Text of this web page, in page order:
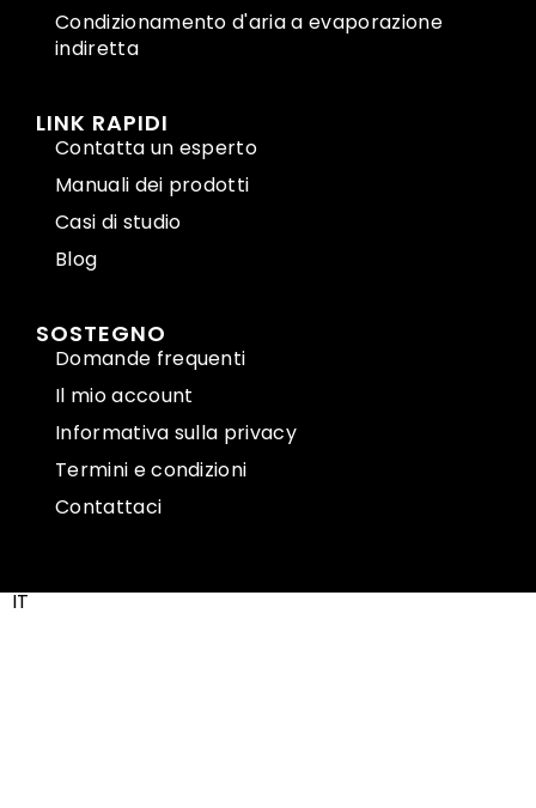
Condizionamento d'aria a evaporazione
indiretta
LINK RAPIDI
Contatta un esperto
Manuali dei prodotti
Casi di studio
Blog
SOSTEGNO
Domande frequenti
Il mio account
Informativa sulla privacy
Termini e condizioni
Contattaci
IT